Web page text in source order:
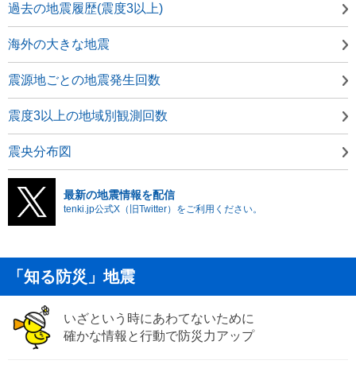
過去の地震履歴(震度3以上)
海外の大きな地震
震源地ごとの地震発生回数
震度3以上の地域別観測回数
震央分布図
最新の地震情報を配信
tenki.jp公式X（旧Twitter）をご利用ください。
「知る防災」地震
いざという時にあわてないために
確かな情報と行動で防災力アップ